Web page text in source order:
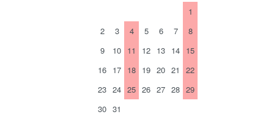
1
2
3 4 5 6 7
8
9
10 11 12 13 14 15
16 17 18 19 20 21
22
23 24 25 26 27 28 29
30 31